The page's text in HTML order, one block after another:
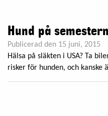
Hund på
Publicerad den 15 juni, 2015
Hälsa på släkten i USA? Ta
risker för hunden, och kanske